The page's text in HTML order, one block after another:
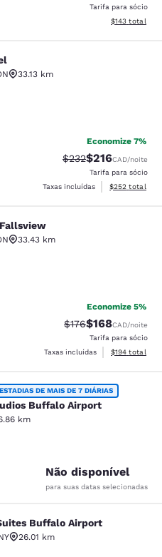
Tarifa para sócio
Exibir
$143 total
33.13 km
estrelas. Bom. 1009 avaliações
Economize 7%
Tarifa anterior
$232Tarifa com
$216CAD/noite
Tarifa para sócio
Taxas incluídas
Exibir
$252 total
33.43 km
estrelas. Bom. 5446 avaliações
Economize 5%
Tarifa anterior
$176Tarifa com
$168CAD/noite
Tarifa para sócio
Taxas incluídas
Exibir
$194 total
Buffalo Airport
DE MAIS DE 7 DIÁRIAS
Buffalo Airport
km
estrelas. Razoável. 34 avaliações
Não disponível
para suas datas selecionadas
Buffalo Airport
Buffalo Airport
26.01 km
estrelas. Muito bom. 2672